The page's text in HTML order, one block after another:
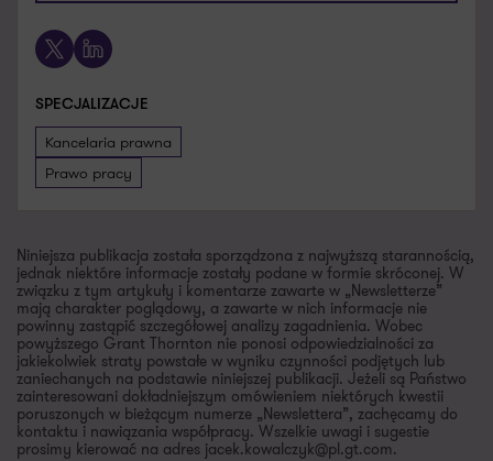
X LinkedIn
SPECJALIZACJE
Kancelaria prawna
Prawo pracy
Niniejsza publikacja została sporządzona z najwyższą starannością,
jednak niektóre informacje zostały podane w formie skróconej. W
związku z tym artykuły i komentarze zawarte w „Newsletterze”
mają charakter poglądowy, a zawarte w nich informacje nie
powinny zastąpić szczegółowej analizy zagadnienia. Wobec
powyższego Grant Thornton nie ponosi odpowiedzialności za
jakiekolwiek straty powstałe w wyniku czynności podjętych lub
zaniechanych na podstawie niniejszej publikacji. Jeżeli są Państwo
zainteresowani dokładniejszym omówieniem niektórych kwestii
poruszonych w bieżącym numerze „Newslettera”, zachęcamy do
kontaktu i nawiązania współpracy. Wszelkie uwagi i sugestie
prosimy kierować na adres jacek.kowalczyk@pl.gt.com.